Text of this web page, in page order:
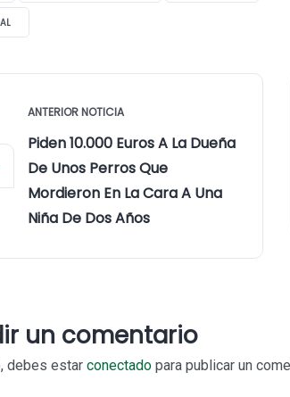
ANTERIOR NOTICIA
Piden 10.000 Euros A La Dueña
De Unos Perros Que
Mordieron En La Cara A Una
Niña De Dos Años
un comentario
debes estar conectado para publicar un